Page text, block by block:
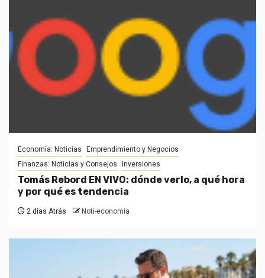
Economía: Noticias
Emprendimiento y Negocios
Finanzas: Noticias y Consejos
Inversiones
Tomás Rebord EN VIVO: dónde verlo, a qué hora
y por qué es tendencia
2 días Atrás Noti-economía